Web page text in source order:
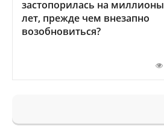
застопорилась на миллионы
лет, прежде чем внезапно
возобновиться?